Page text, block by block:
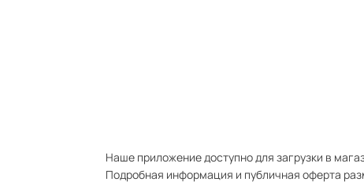
Наше приложение доступно для загрузки в
Подробная информация и публичная оферта